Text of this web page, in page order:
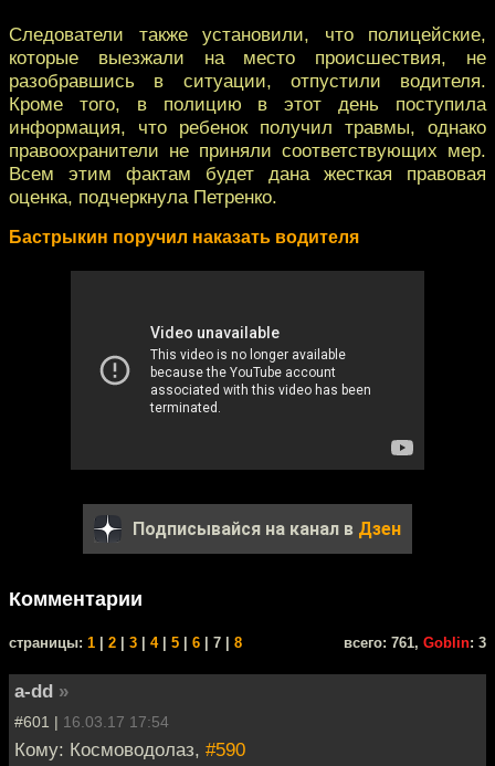
Следователи также установили, что полицейские,
которые выезжали на место происшествия, не
разобравшись в ситуации, отпустили водителя.
Кроме того, в полицию в этот день поступила
информация, что ребенок получил травмы, однако
правоохранители не приняли соответствующих мер.
Всем этим фактам будет дана жесткая правовая
оценка, подчеркнула Петренко.
Бастрыкин поручил наказать водителя
Подписывайся на канал в Дзен
Комментарии
cтраницы: 1 2 3 4| 5 6 | 7 | 8 всего: 761, Goblin: 3
a-dd »
#601 | 16.03.17 17:54
Кому: Космоводолаз, #590